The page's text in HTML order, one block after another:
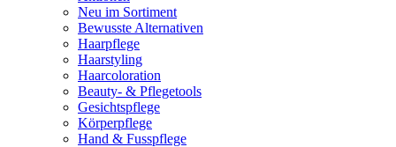
Neu im Sortiment
Bewusste Alternativen
Haarpflege
Haarstyling
Haarcoloration
Beauty- & Pflegetools
Gesichtspflege
Körperpflege
Hand & Fusspflege